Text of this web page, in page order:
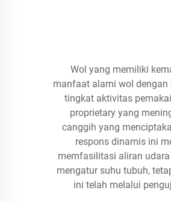
Wol yang memiliki
manfaat alami wol
tingkat aktivitas
proprietary yang
canggih yang
respons dinamis ini
memfasilitasi aliran
mengatur suhu tubuh,
ini telah melalui